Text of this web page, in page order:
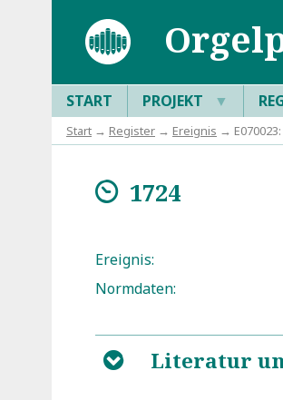
START PROJEKT ▼
Start → Register → Ereignis →
m1724
Ereignis:
Normdaten:
B Literatur